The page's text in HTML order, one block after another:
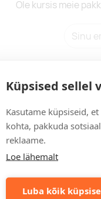
Küpsised sellel
Kasutame küpsiseid,
kohta, pakkuda
reklaame.
Loe lähemalt
Luba kõik
Ole kursis meie
Kiirelt leitav
Teenused
Erilahendused
Meeskond